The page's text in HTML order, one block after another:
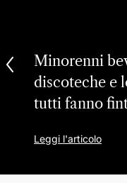
Minorenni
discoteche e
tutti fanno
Leggi l'articolo